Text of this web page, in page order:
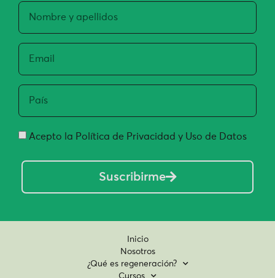
Acepto la Política de Privacidad y Uso de Datos
Suscribirme
Inicio
Nosotros
¿Qué es regeneración?
Cursos